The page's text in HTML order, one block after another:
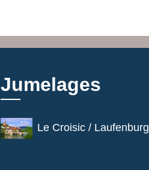
Jumelages
Le Croisic / Laufenburg